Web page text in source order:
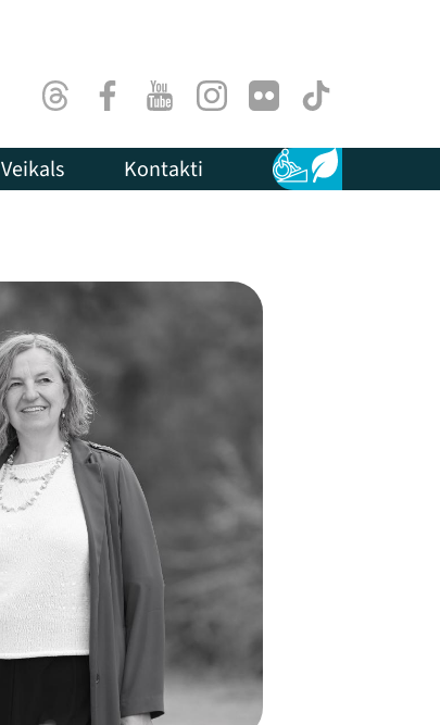
ThreadsFacebookYoutubeInstagram
Flick TikTok
Veikals Kontakti Pieejamība
Ilgtspēja